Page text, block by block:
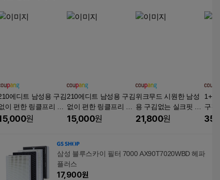
에디트 남성용 구김
이 편한 링클프리 긴
프리덤 셔츠
원
210에디트 남성용 구김
없이 편한 링클프리 긴
팔 프리덤 셔츠
15,000원
위크무드 시원한 남성
용 구김없는 실크핏 정
장 스탠다드핏 와이셔
21,800원
1+1
구김
직
삼성 블루스카이 필터 7000 AX90T7020WBD 헤파
플러스
17,900원